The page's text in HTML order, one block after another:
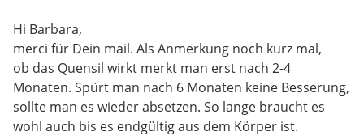
Hi Barbara,
merci für Dein mail. Als Anmerkung noch kurz mal,
ob das Quensil wirkt merkt man erst nach 2-4
Monaten. Spürt man nach 6 Monaten keine Besserung,
sollte man es wieder absetzen. So lange braucht es
wohl auch bis es endgültig aus dem Körper ist.